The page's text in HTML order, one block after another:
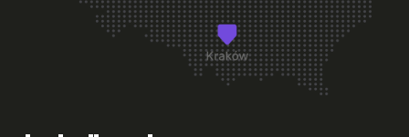
Co znajduje się w wyposażeniu pokoju akademika?